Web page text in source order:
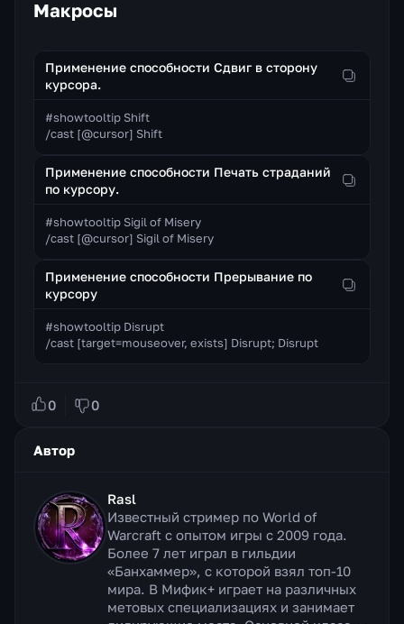
Макросы
Применение способности Сдвиг в сторону
курсора.
#showtooltip Shift
/cast [@cursor] Shift
Применение способности Печать страданий
по курсору.
#showtooltip Sigil of Misery
/cast [@cursor] Sigil of Misery
Применение способности Прерывание по
курсору
#showtooltip Disrupt
/cast [target=mouseover, exists] Disrupt; Disrupt
0 0
Автор
Rasl
Известный стример по World of
Warcraft с опытом игры с 2009 года.
Более 7 лет играл в гильдии
«Банхаммер», с которой взял топ-10
мира. В Мифик+ играет на различных
метовых специализациях и занимает